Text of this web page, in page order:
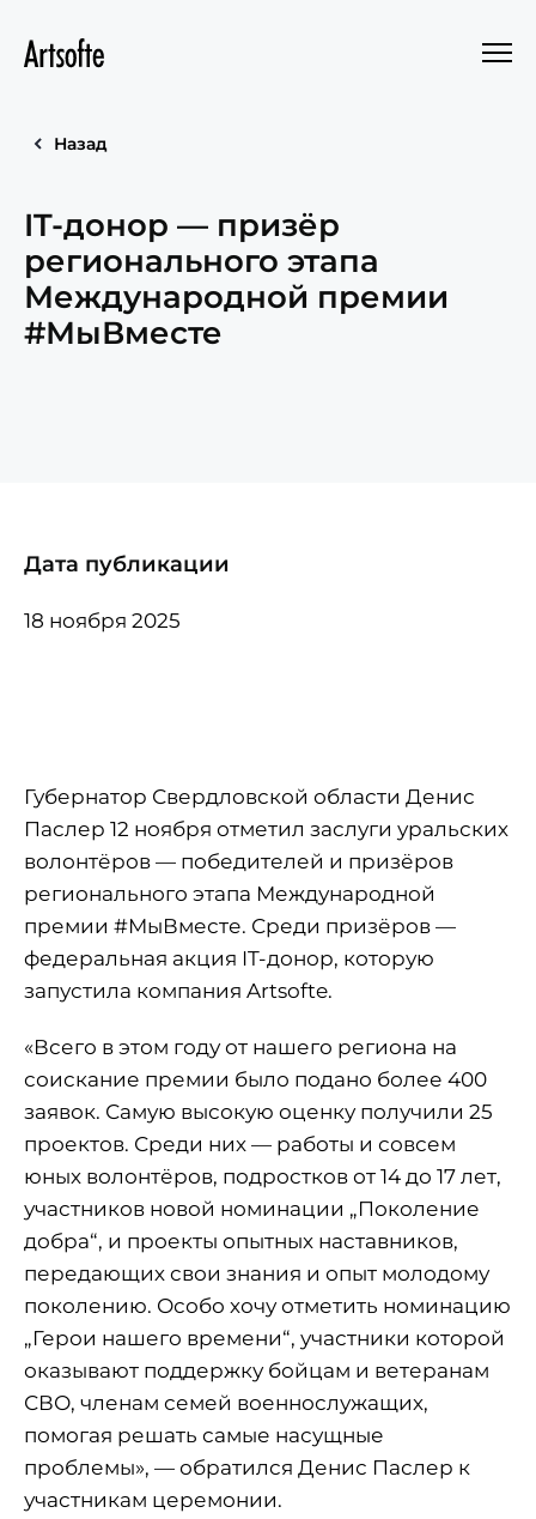
Назад
IT-донор — призёр
регионального этапа
Международной премии
#МыВместе
Губернатор Свердловской области Денис
Паслер 12 ноября отметил заслуги уральских
волонтёров — победителей и призёров
регионального этапа Международной
премии #МыВместе. Среди призёров —
федеральная акция IT-донор, которую
запустила компания Artsofte.
«Всего в этом году от нашего региона на
соискание премии было подано более 400
заявок. Самую высокую оценку получили 25
проектов. Среди них — работы и совсем
юных волонтёров, подростков от 14 до 17 лет,
участников новой номинации „Поколение
добра“, и проекты опытных наставников,
передающих свои знания и опыт молодому
поколению. Особо хочу отметить номинацию
„Герои нашего времени“, участники которой
оказывают поддержку бойцам и ветеранам
СВО, членам семей военнослужащих,
помогая решать самые насущные
проблемы», — обратился Денис Паслер к
участникам церемонии.
Дата публикации
18 ноября 2025